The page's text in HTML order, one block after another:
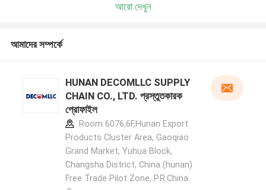
আরো দেখুন
আমাদের সম্পর্কে
HUNAN DECOMLLC SUPPLY
CHAIN CO., LTD. প্রস্তুতকারক
প্রোফাইল
Room 6076,6F,Hunan Export
Products Cluster Area, Gaoqiao
Grand Market, Yuhua Block,
Changsha District, China (hunan)
Free Trade Pilot Zone, P.R.China.